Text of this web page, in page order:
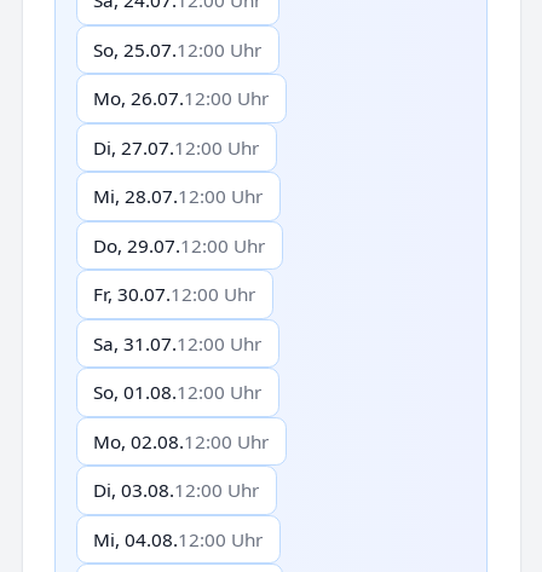
So, 25.07.12:00 Uhr
Mo, 26.07.12:00 Uhr
Di, 27.07.12:00 Uhr
Mi, 28.07.12:00 Uhr
Do, 29.07.12:00 Uhr
Fr, 30.07.12:00 Uhr
Sa, 31.07.12:00 Uhr
So, 01.08.12:00 Uhr
Mo, 02.08.12:00 Uhr
Di, 03.08.12:00 Uhr
Mi, 04.08.12:00 Uhr